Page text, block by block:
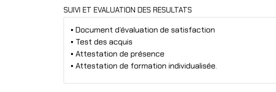
SUIVI ET EVALUATION DES RESULTATS
• Document d’évaluation de satisfaction
• Test des acquis
• Attestation de présence
• Attestation de formation individualisée.